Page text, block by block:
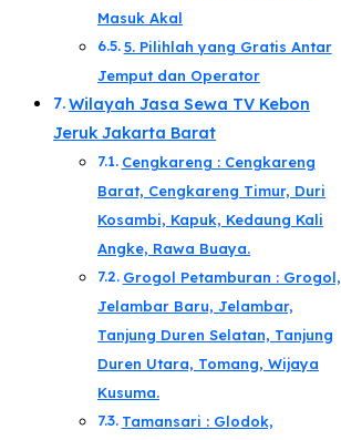
Masuk Akal​
5. Pilihlah yang Gratis Antar
Jemput dan Operator​
Wilayah Jasa Sewa TV Kebon
Jeruk Jakarta Barat
Cengkareng : Cengkareng
Barat, Cengkareng Timur, Duri
Kosambi, Kapuk, Kedaung Kali
Angke, Rawa Buaya.
Grogol Petamburan : Grogol,
Jelambar Baru, Jelambar,
Tanjung Duren Selatan, Tanjung
Duren Utara, Tomang, Wijaya
Kusuma.
Tamansari : Glodok,